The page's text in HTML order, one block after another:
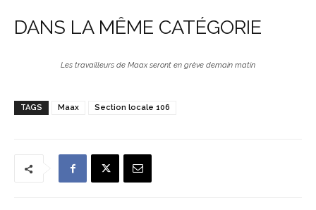
DANS LA MÊME CATÉGORIE
Les travailleurs de Maax seront en grève demain matin
TAGS Maax Section locale 106